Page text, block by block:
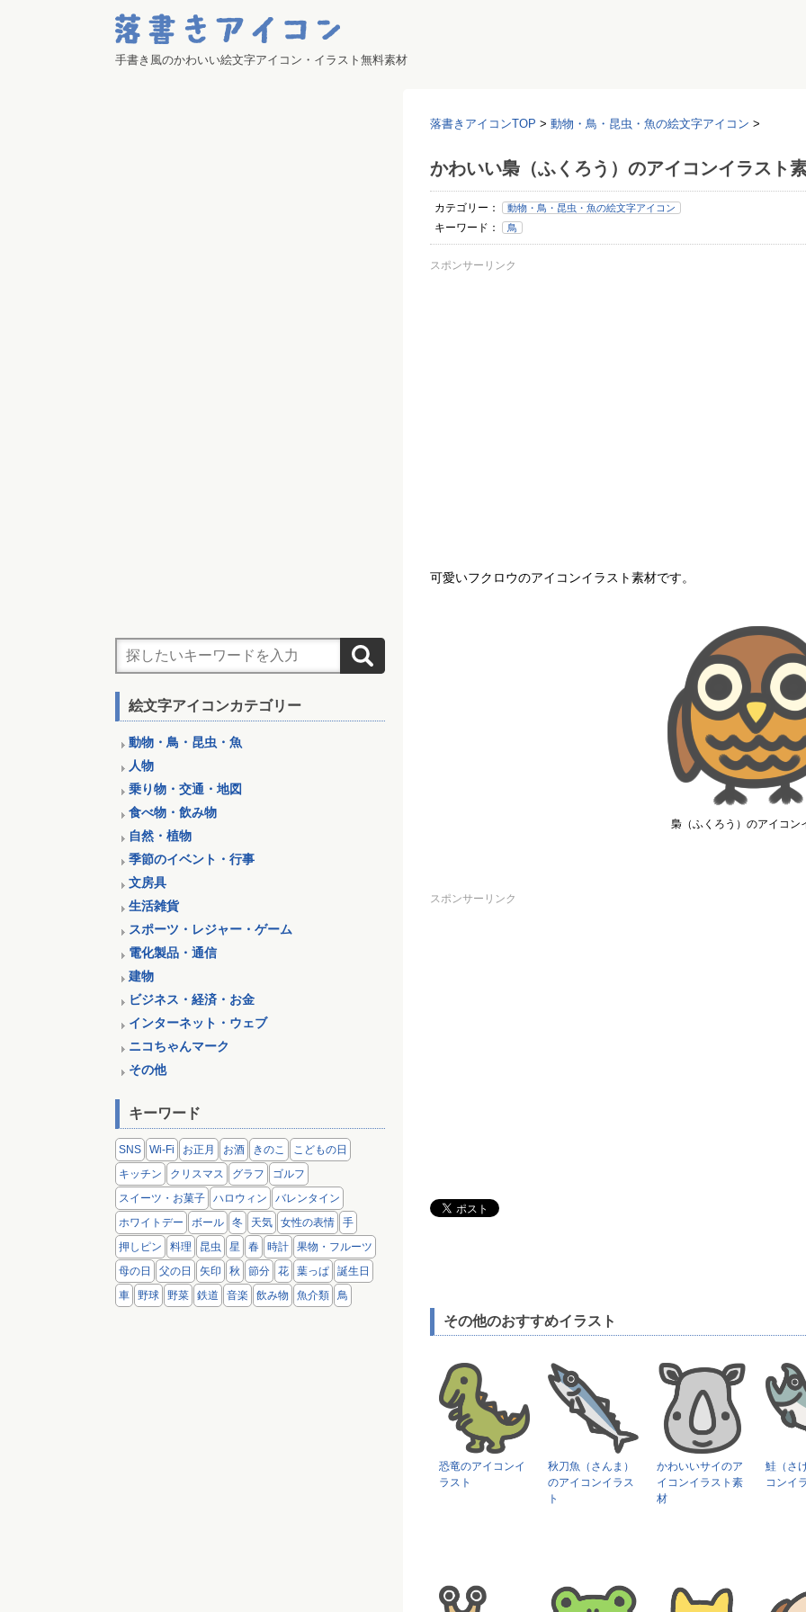
手書き風のかわいい絵文字アイコン・イラスト無料素材
落書きアイコンTOP > 動物・鳥・昆虫・魚の絵文字アイコン >
かわいい梟（ふくろう）のアイコンイラスト
カテゴリー： 動物・鳥・昆虫・魚の絵文字アイコン
キーワード： 鳥
スポンサーリンク
可愛いフクロウのアイコンイラスト素材です。
梟（ふくろう）のアイコン
スポンサーリンク
その他のおすすめイラスト
恐竜のアイコンイ
ラスト
秋刀魚（さんま）
のアイコンイラス
ト
かわいいサイのア
イコンイラスト素
材
鮭（さ
コンイ
絵文字アイコンカテゴリー
動物・鳥・昆虫・魚
人物
乗り物・交通・地図
食べ物・飲み物
自然・植物
季節のイベント・行事
文房具
生活雑貨
スポーツ・レジャー・ゲーム
電化製品・通信
建物
ビジネス・経済・お金
インターネット・ウェブ
ニコちゃんマーク
その他
キーワード
SNS Wi-Fi お正月 お酒 きのこ
こどもの日
キッチン
クリスマス グラフ
ゴルフ
スイーツ・お菓子
ハロウィン
バレンタイン
ホワイトデー
ボール 冬 天気 女性の表情
手
押しピン
料理 昆虫 星 春 時計
果物・フルーツ
母の日
父の日 矢印 秋 節分 花 葉っぱ
誕生日
車
野球 野菜 鉄道 音楽 飲み物 魚介類 鳥